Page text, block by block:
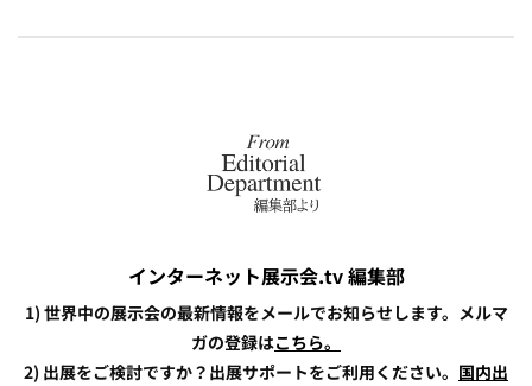
インターネット展示会.tv 編集部
1) 世界中の展示会の最新情報をメールでお知らせします。メルマ
ガの登録はこちら。
2) 出展をご検討ですか？出展サポートをご利用ください。 国内出